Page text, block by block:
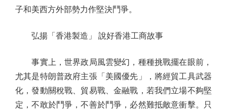
子和美西方外部勢力作堅決鬥爭。
弘揚「香港製造」 說好香港工商故事
事實上，世界政局風雲變幻，種種挑戰擺在眼前，
尤其是特朗普政府主張「美國優先」，將經貿工具武器
化，發動關稅戰、貿易戰、金融戰，若我們立場不夠堅
定，不敢於鬥爭，不善於鬥爭，必然難抵敵意衝擊。只